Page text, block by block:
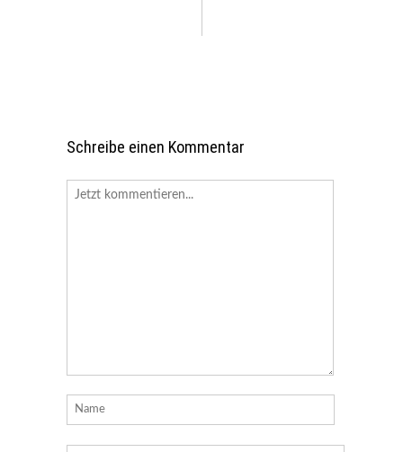
Schreibe einen Kommentar